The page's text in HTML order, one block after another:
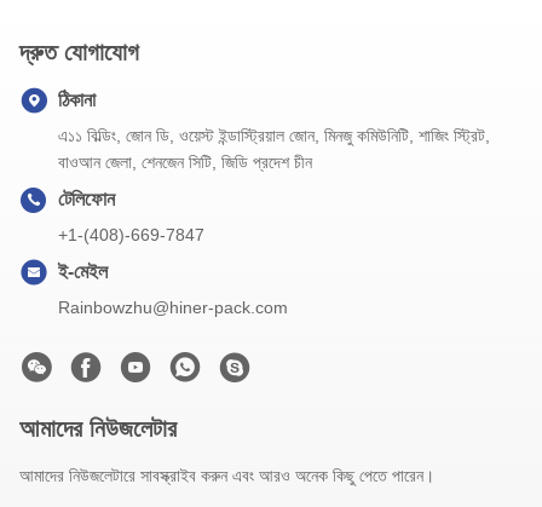
দ্রুত যোগাযোগ
ঠিকানা
এ১১ বিল্ডিং, জোন ডি, ওয়েস্ট ইন্ডাস্ট্রিয়াল জোন, মিনজু কমিউনিটি, শাজিং স্ট্রিট,
বাওআন জেলা, শেনজেন সিটি, জিডি প্রদেশ চীন
টেলিফোন
+1-(408)-669-7847
ই-মেইল
Rainbowzhu@hiner-pack.com
আমাদের নিউজলেটার
আমাদের নিউজলেটারে সাবস্ক্রাইব করুন এবং আরও অনেক কিছু পেতে পারেন।